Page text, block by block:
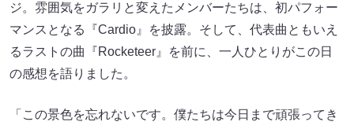
ジ。雰囲気をガラリと変えたメンバーたちは、初パフォー
マンスとなる『Cardio』を披露。そして、代表曲ともいえ
るラストの曲『Rocketeer』を前に、一人ひとりがこの日
の感想を語りました。
「この景色を忘れないです。僕たちは今日まで頑張ってき